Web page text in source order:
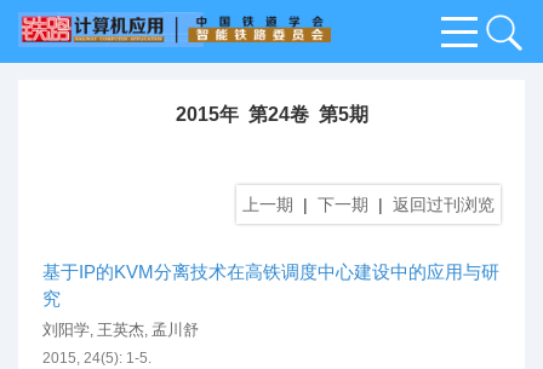
2015年 第24卷 第5期
上一期 | 下一期 | 返回过刊浏览
基于IP的KVM分离技术在高铁调度中心建设中的应用与研
究
刘阳学, 王英杰, 孟川舒
2015, 24(5): 1-5.